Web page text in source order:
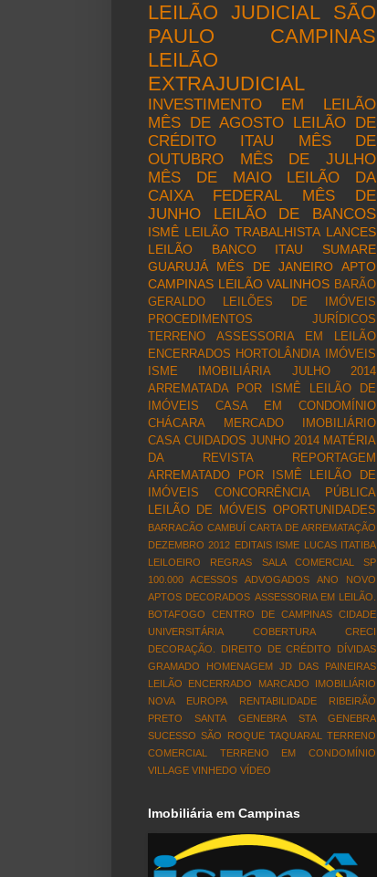
LEILÃO JUDICIAL SÃO
PAULO
CAMPINAS
LEILÃO
EXTRAJUDICIAL
INVESTIMENTO EM LEILÃO
MÊS DE AGOSTO
LEILÃO DE
CRÉDITO ITAU
MÊS DE
OUTUBRO
MÊS DE JULHO
MÊS DE MAIO
LEILÃO DA
CAIXA FEDERAL
MÊS DE
JUNHO
LEILÃO DE BANCOS
ISMÊ LEILÃO TRABALHISTA LANCES
LEILÃO BANCO ITAU
SUMARE
GUARUJÁ
MÊS DE JANEIRO APTO
CAMPINAS LEILÃO VALINHOS BARÃO
GERALDO
LEILÕES DE IMÓVEIS
PROCEDIMENTOS JURÍDICOS
TERRENO
ASSESSORIA EM LEILÃO
ENCERRADOS HORTOLÂNDIA
IMÓVEIS
ISME IMOBILIÁRIA
JULHO 2014
ARREMATADA POR ISMÊ LEILÃO DE
IMÓVEIS
CASA EM CONDOMÍNIO
CHÁCARA
MERCADO IMOBILIÁRIO
CASA CUIDADOS JUNHO 2014 MATÉRIA
DA REVISTA
REPORTAGEM
ARREMATADO POR ISMÊ LEILÃO DE
IMÓVEIS
CONCORRÊNCIA PÚBLICA
LEILÃO DE MÓVEIS OPORTUNIDADES
BARRACÃO CAMBUÍ CARTA DE ARREMATAÇÃO
DEZEMBRO 2012 EDITAIS ISME LUCAS ITATIBA
LEILOEIRO
REGRAS SALA COMERCIAL
SP
100.000 ACESSOS
ADVOGADOS
ANO NOVO
APTOS DECORADOS ASSESSORIA EM LEILÃO.
BOTAFOGO
CENTRO DE CAMPINAS CIDADE
UNIVERSITÁRIA
COBERTURA
CRECI
DECORAÇÃO.
DIREITO DE CRÉDITO
DÍVIDAS
GRAMADO
HOMENAGEM JD DAS PAINEIRAS
LEILÃO ENCERRADO
MARCADO IMOBILIÁRIO
NOVA EUROPA
RENTABILIDADE
RIBEIRÃO
PRETO
SANTA GENEBRA
STA GENEBRA
SUCESSO SÃO ROQUE TAQUARAL
TERRENO
COMERCIAL
TERRENO EM CONDOMÍNIO
VILLAGE VINHEDO VÍDEO
Imobiliária em Campinas